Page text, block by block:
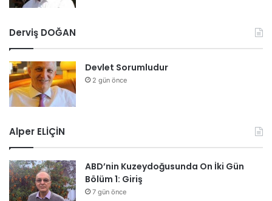
Derviş DOĞAN
Devlet Sorumludur
2 gün önce
Alper ELİÇİN
ABD’nin Kuzeydoğusunda On İki Gün
Bölüm 1: Giriş
7 gün önce